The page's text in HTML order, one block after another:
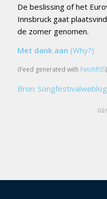
De beslissing of het
Innsbruck gaat
de zomer genomen.
Met dank aan (Why?)
(Feed generated with FetchRSS)
Bron: Songfestivalweblog